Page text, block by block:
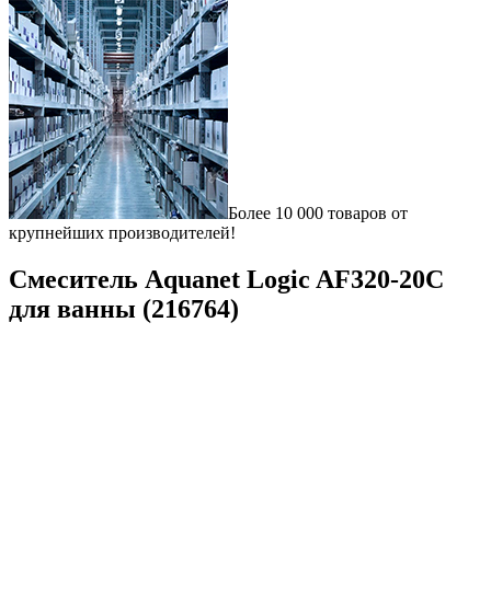
Более 10 000 товаров от
крупнейших производителей!
Смеситель Aquanet Logic AF320-20C
для ванны (216764)